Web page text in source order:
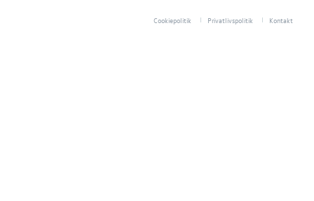
Cookiepolitik Privatlivspolitik Kontakt